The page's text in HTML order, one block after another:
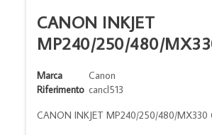
CANON INKJET
MP240/250/480/
Marca
Canon
Riferimento cancl513
CANON INKJET MP240/250/480/MX330